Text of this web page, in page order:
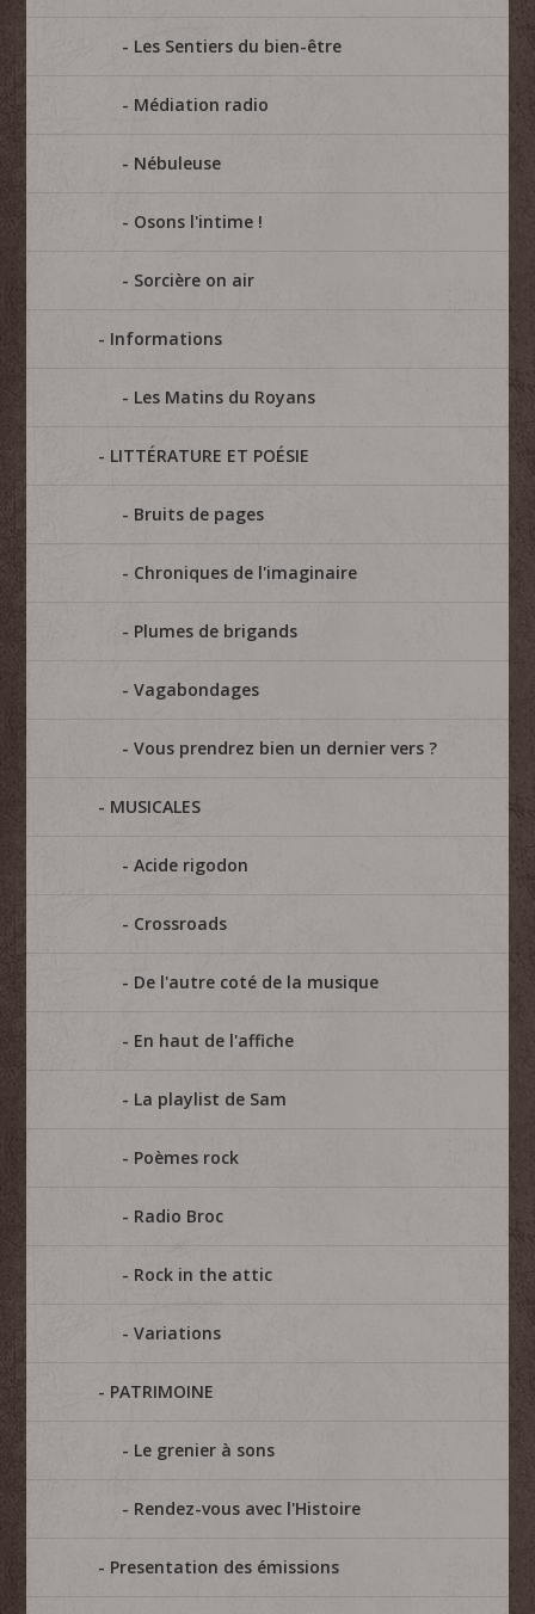
Les Sentiers du bien-être
Médiation radio
Nébuleuse
Osons l'intime !
Sorcière on air
Informations
Les Matins du Royans
LITTÉRATURE ET POÉSIE
Bruits de pages
Chroniques de l'imaginaire
Plumes de brigands
Vagabondages
Vous prendrez bien un dernier vers ?
MUSICALES
Acide rigodon
Crossroads
De l'autre coté de la musique
En haut de l'affiche
La playlist de Sam
Poèmes rock
Radio Broc
Rock in the attic
Variations
PATRIMOINE
Le grenier à sons
Rendez-vous avec l'Histoire
Presentation des émissions